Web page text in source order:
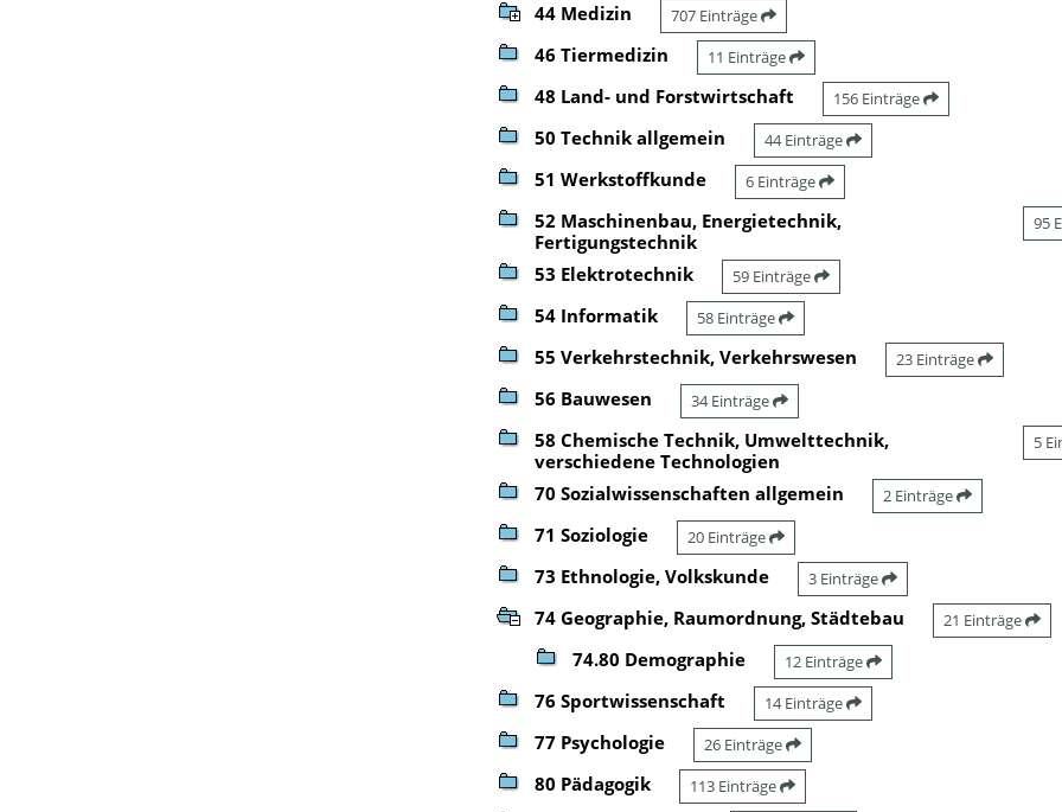
44 Medizin 707 Einträge
46 Tiermedizin 11 Einträge
48 Land- und Forstwirtschaft 156 Einträge
50 Technik allgemein 44 Einträge
51 Werkstoffkunde 6 Einträge
52 Maschinenbau, Energietechnik,
Fertigungstechnik
95
53 Elektrotechnik 59 Einträge
54 Informatik 58 Einträge
55 Verkehrstechnik, Verkehrswesen 23 Einträge
56 Bauwesen 34 Einträge
58 Chemische Technik, Umwelttechnik,
verschiedene Technologien
5
70 Sozialwissenschaften allgemein 2 Einträge
71 Soziologie 20 Einträge
73 Ethnologie, Volkskunde 3 Einträge
74 Geographie, Raumordnung, Städtebau 21 Einträge
74.80 Demographie 12 Einträge
76 Sportwissenschaft 14 Einträge
77 Psychologie 26 Einträge
80 Pädagogik 113 Einträge